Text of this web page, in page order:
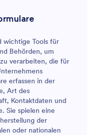
wichtige Tools für
Behörden, um
verarbeiten, die für
erfassen in der
Art des
Kontaktdaten und
Sie spielen eine
der
oder nationalen